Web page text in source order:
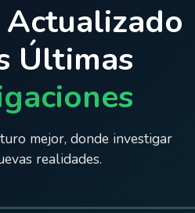
Últimas
mejor, donde investigar
realidades.